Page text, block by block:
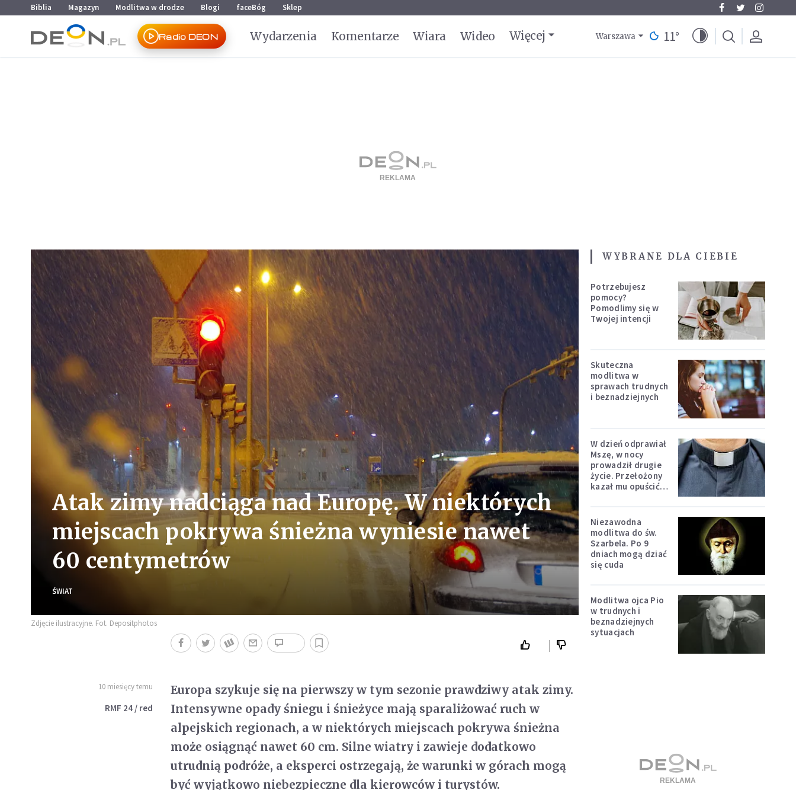
Przejdź do menu głównego
Przejdź do treści
Biblia Magazyn Modlitwa w drodze Blogi faceBóg Sklep
Radio DEON Wydarzenia Komentarze Wiara Wideo Więcej Warszawa 11°
Atak zimy nadciąga nad Europę. W niektórych
miejscach pokrywa śnieżna wyniesie nawet
60 centymetrów
ŚWIAT
Zdjęcie ilustracyjne. Fot. Depositphotos
10 miesięcy temu
RMF 24 / red
Europa szykuje się na pierwszy w tym sezonie prawdziwy atak zimy.
Intensywne opady śniegu i śnieżyce mają sparaliżować ruch w
alpejskich regionach, a w niektórych miejscach pokrywa śnieżna
może osiągnąć nawet 60 cm. Silne wiatry i zawieje dodatkowo
utrudnią podróże, a eksperci ostrzegają, że warunki w górach mogą
być wyjątkowo niebezpieczne dla kierowców i turystów.
WYBRANE DLA CIEBIE
Potrzebujesz
pomocy?
Pomodlimy się w
Twojej intencji
Skuteczna
modlitwa w
sprawach trudnych
i beznadziejnych
W dzień odprawiał
Mszę, w nocy
prowadził drugie
życie. Przełożony
kazał mu opuścić
Niezawodna
modlitwa do św.
Szarbela. Po 9
dniach mogą dziać
się cuda
Modlitwa ojca Pio
w trudnych i
beznadziejnych
sytuacjach